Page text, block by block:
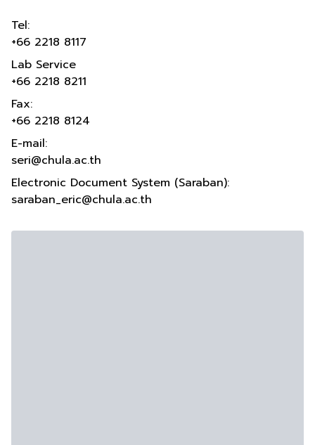
Tel:
+66 2218 8117
Lab Service
+66 2218 8211
Fax:
+66 2218 8124
E-mail:
seri@chula.ac.th
Electronic Document System (Saraban):
saraban_eric@chula.ac.th